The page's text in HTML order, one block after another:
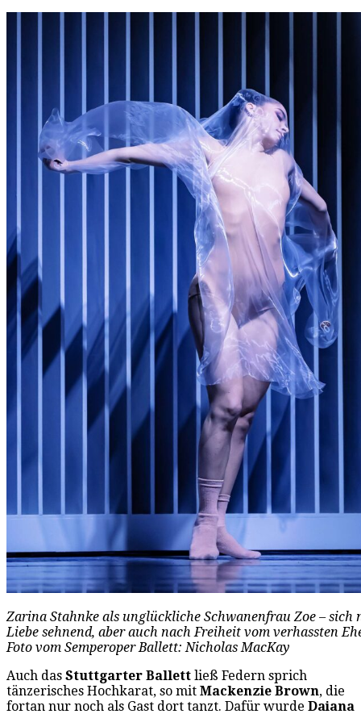
Zarina Stahnke als unglückliche Schwanenfrau Zoe – sich
Liebe sehnend, aber auch nach Freiheit vom verhassten
Foto vom Semperoper Ballett: Nicholas MacKay
Auch das Stuttgarter Ballett ließ Federn sprich
tänzerisches Hochkarat, so mit Mackenzie Brown, die
fortan nur noch als Gast dort tanzt. Dafür wurde Daiana